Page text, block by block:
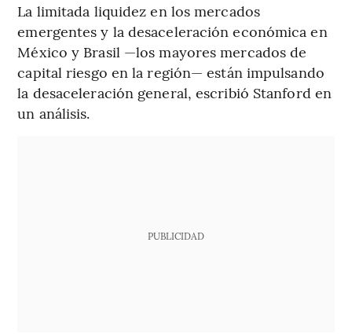
La limitada liquidez en los mercados
emergentes y la desaceleración económica en
México y Brasil —los mayores mercados de
capital riesgo en la región— están impulsando
la desaceleración general, escribió Stanford en
un análisis.
PUBLICIDAD